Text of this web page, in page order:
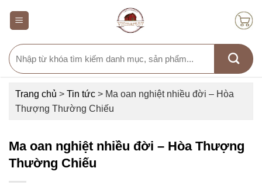
Search
for:
Trang chủ > Tin tức > Ma oan nghiệt nhiều đời – Hòa
Thượng Thường Chiếu
Ma oan nghiệt nhiều đời – Hòa Thượng
Thường Chiếu